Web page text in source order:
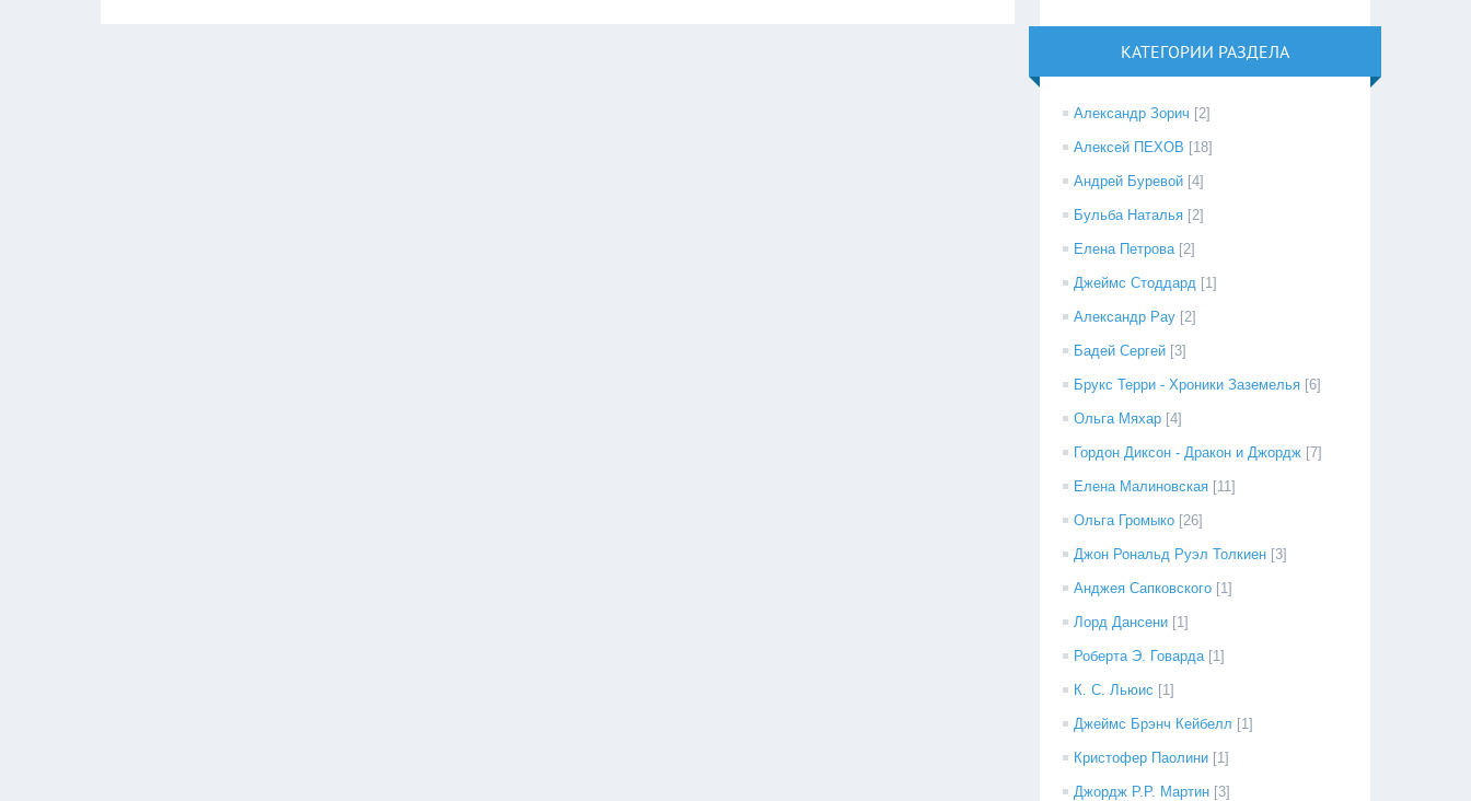
КАТЕГОРИИ РАЗДЕЛА
Александр Зорич [2]
Алексей ПЕХОВ [18]
Андрей Буревой [4]
Бульба Наталья [2]
Елена Петрова [2]
Джеймс Стоддард [1]
Александр Рау [2]
Бадей Сергей [3]
Брукс Терри - Хроники Заземелья [6]
Ольга Мяхар [4]
Гордон Диксон - Дракон и Джордж [7]
Елена Малиновская [11]
Ольга Громыко [26]
Джон Рональд Руэл Толкиен [3]
Анджея Сапковского [1]
Лорд Дансени [1]
Роберта Э. Говарда [1]
К. С. Льюис [1]
Джеймс Брэнч Кейбелл [1]
Кристофер Паолини [1]
Джордж Р.Р. Мартин [3]